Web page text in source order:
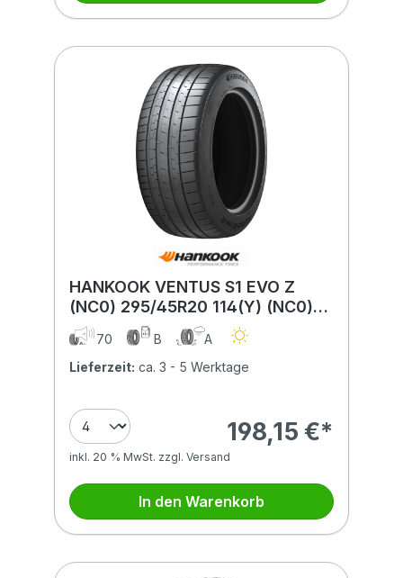
HANKOOK VENTUS S1 EVO Z
(NC0) 295/45R20 114(Y) (NC0)
XL MFS BSW
70 B
A
Lieferzeit: ca. 3 - 5 Werktage
198,15 €*
inkl. 20 % MwSt. zzgl. Versand
In den Warenkorb